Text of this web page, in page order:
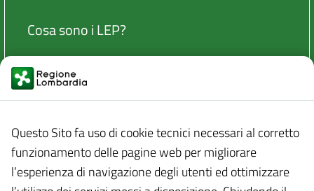
Questo Sito fa uso di cookie tecnici necessari al corretto
funzionamento delle pagine web per migliorare
l’esperienza di navigazione degli utenti ed ottimizzare
Cosa sono i LEP?
Secondo i principi sanciti dall'articolo 119 e dal primo
comma, lettera m), dell'articolo 117 della Costituzione, i
LEP sono i Livelli Essenziali delle Prestazioni con
civili e sociali che devono essere garantiti equamente
su tutto il territorio nazionale. Tali livelli indicano la
soglia costituzionalmente necessaria e costituiscono il
nucleo invalicabile per rendere effettivi i diritti su tutto il